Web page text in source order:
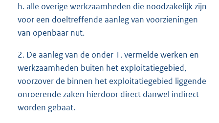
h. alle overige werkzaamheden die noodzakelijk zijn
voor een doeltreffende aanleg van voorzieningen
van openbaar nut.
2. De aanleg van de onder 1. vermelde werken en
werkzaamheden buiten het exploitatiegebied,
voorzover de binnen het exploitatiegebied liggende
onroerende zaken hierdoor direct danwel indirect
worden gebaat.